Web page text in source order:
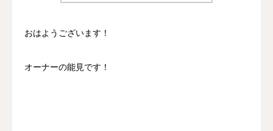
おはようございます！
オーナーの能見です！